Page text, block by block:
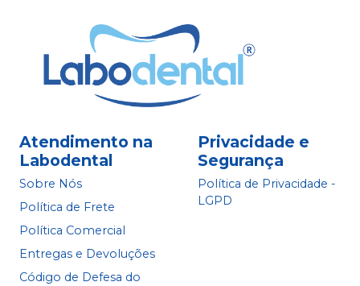
Atendimento na
Labodental
Sobre Nós
Política de Frete
Política Comercial
Entregas e Devoluções
Código de Defesa do
Privacidade e
Segurança
Política de Privacidade -
LGPD